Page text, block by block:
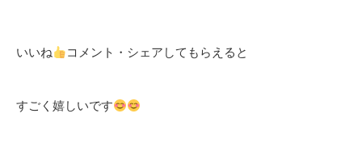
いいね コメント・シェアしてもらえると
すごく嬉しいです